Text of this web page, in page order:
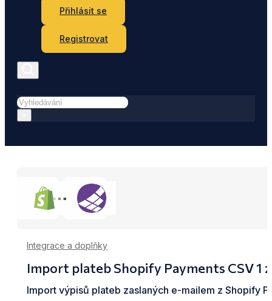
Přihlásit se
Registrovat
Hledat
Integrace a doplňky
Import plateb Shopify Payments CSV 1
Import výpisů plateb zaslaných e-mailem z Shopify